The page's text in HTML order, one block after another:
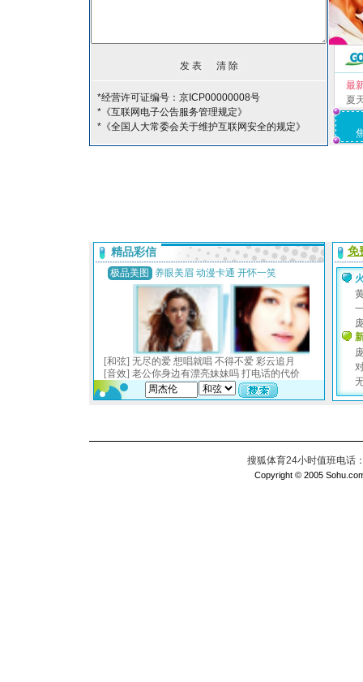
*经营许可证编号：京ICP00000008号
*《互联网电子公告服务管理规定》
*《全国人大常委会关于维护互联网安全的规定》
最
夏
搜狐体育24小时值班电话
Copyright © 2005